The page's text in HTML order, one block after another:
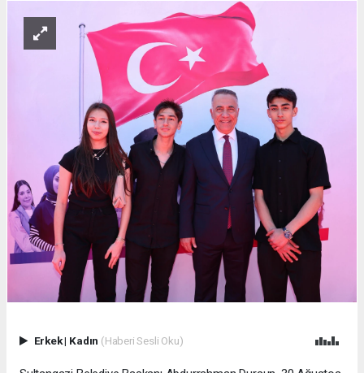
Erkek| Kadın (Haberi Sesli Oku)